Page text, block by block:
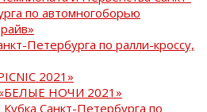
по автомногоборью
Петербурга по ралли-кроссу,
2021»
НОЧИ 2021»
Кубка Санкт-Петербурга по